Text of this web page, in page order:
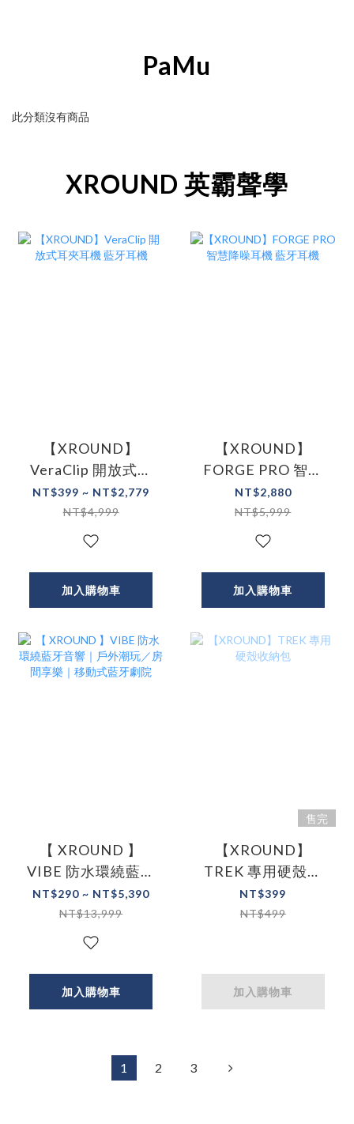
PaMu
此分類沒有商品
XROUND 英霸聲學
【XROUND】
VeraClip 開放式耳
夾耳機 藍牙耳機
NT$399 ~ NT$2,779
NT$4,999
加入購物車
【XROUND】
FORGE PRO 智慧
降噪耳機 藍牙耳機
NT$2,880
NT$5,999
加入購物車
【 XROUND 】
VIBE 防水環繞藍牙
音響｜戶外潮玩／
房間享樂｜移動式
藍牙劇院
NT$290 ~ NT$5,390
NT$13,999
加入購物車
售完
【XROUND】
TREK 專用硬殼收
納包
NT$399
NT$499
加入購物車
1 2 3